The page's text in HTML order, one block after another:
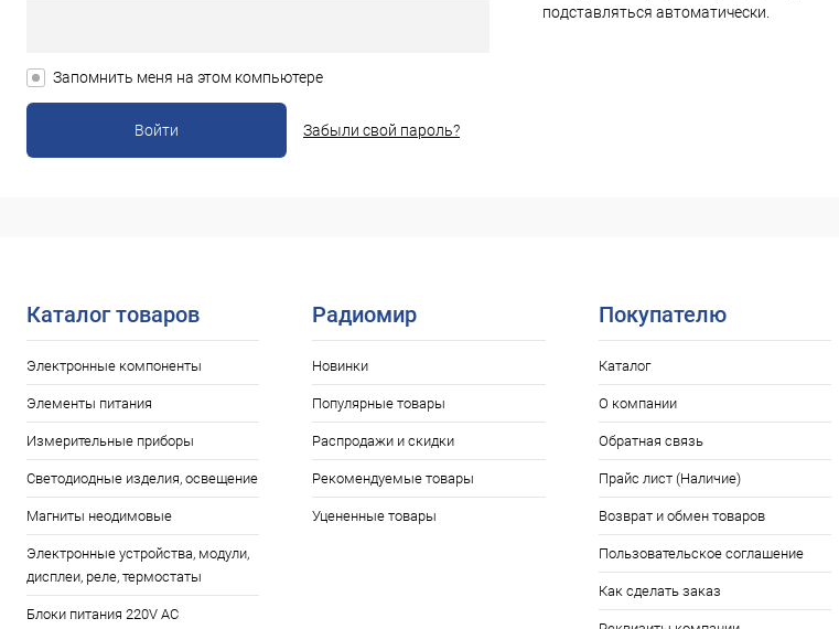
Запомнить меня на этом компьютере
Забыли свой пароль?
подставляться автоматически.
Каталог товаров
Электронные компоненты
Элементы питания
Измерительные приборы
Светодиодные изделия, освещение
Магниты неодимовые
Электронные устройства, модули,
дисплеи, реле, термостаты
Блоки питания 220V AC
Радиомир
Новинки
Популярные товары
Распродажи и скидки
Рекомендуемые товары
Уцененные товары
Покупателю
Каталог
О компании
Обратная связь
Прайс лист (Наличие)
Возврат и обмен товаров
Пользовательское соглашение
Как сделать заказ